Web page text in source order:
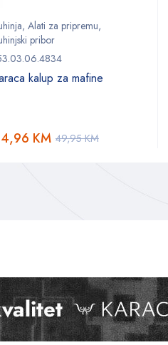
, Alati za pripremu,
pribor
kalup za mafine
49,95KM
KM